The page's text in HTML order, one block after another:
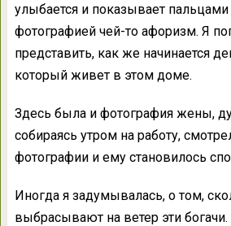
улыбается и показывает
фотографией чей-то афоризм. Я
представить, как же начинается
который живет в этом доме.
Здесь была и фотография жены,
собираясь утром на работу,
фотографии и ему становилось
Иногда я задумывалась, о том,
выбрасывают на ветер эти